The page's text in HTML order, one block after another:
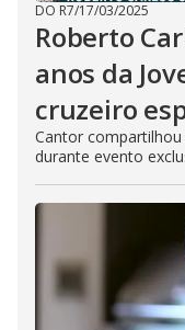
DO R7/17/03/2025
Roberto
anos da
cruzeiro
Cantor
durante evento